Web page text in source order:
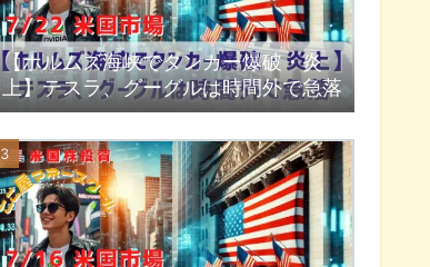
【ホルムズ海峡でタンカー爆破・炎
上】テスラ、グーグルは時間外で急落